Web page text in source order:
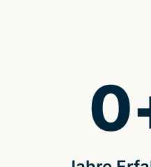
0